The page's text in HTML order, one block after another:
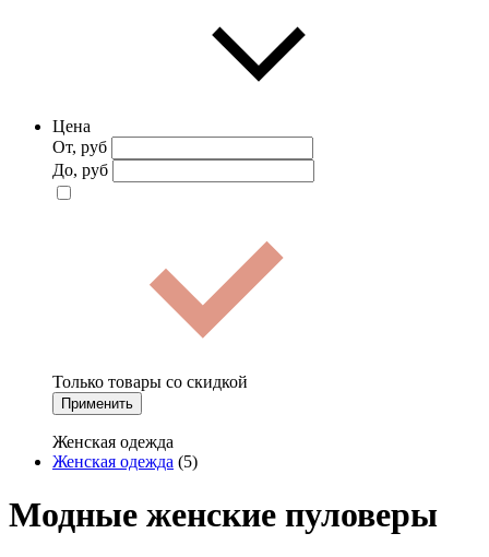
Цена
От, руб
До, руб
Только товары со скидкой
Применить
Женская одежда
Женская одежда (5)
Модные женские пуловеры